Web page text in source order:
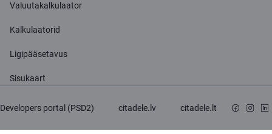
Valuutakalkulaator
Kalkulaatorid
Ligipääsetavus
Sisukaart
Developers portal (PSD2) citadele.lv citadele.lt